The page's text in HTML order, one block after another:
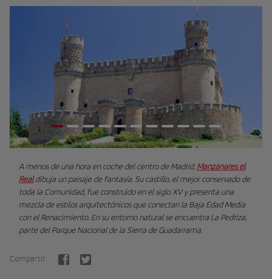
A menos de una hora en coche del centro de Madrid, Manzanares el
Realdibuja un paisaje de fantasía. Su castillo, el mejor conservado de
toda la Comunidad, fue construido en el siglo XV y presenta una
mezcla de estilos arquitectónicos que conectan la Baja Edad Media
con el Renacimiento. En su entorno natural se encuentra La Pedriza,
parte del Parque Nacional de la Sierra de Guadarrama.
Compartir